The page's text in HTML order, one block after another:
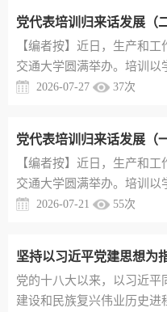
党代表培训归来话发展（
【编者按】近日，生产和
交通大学圆满举办。培训以
聚焦乡村全面振兴、党建引
民情怀。为推动培训成果从
“行动”，促进互学互鉴、
整理摘编，予...
2026-07-27 37次
党代表培训归来话发展（
【编者按】近日，生产和
交通大学圆满举办。培训以
聚焦乡村全面振兴、党建引
民情怀。为推动培训成果从
“行动”，促进互学互鉴、
整理摘编，予...
2026-07-21 55次
党的十八大以来，以习近平
建设和民族复兴伟业历史进